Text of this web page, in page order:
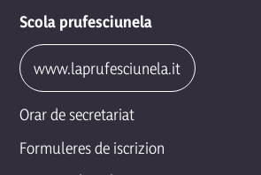
Scola prufesciunela
www.laprufesciunela.it
Orar de secretariat
Formuleres de iscrizion